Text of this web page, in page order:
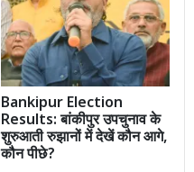
Bankipur Election
Results: बांकीपुर उपचुनाव के
शुरुआती रुझानों में देखें कौन आगे,
कौन पीछे?